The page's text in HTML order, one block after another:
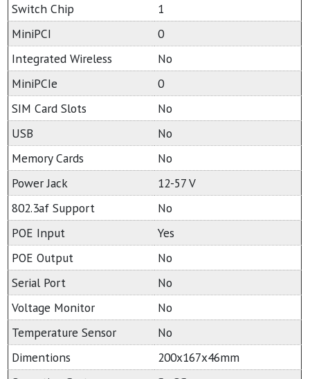
Switch Chip
1
MiniPCI
0
Integrated Wireless
No
MiniPCIe
0
SIM Card Slots
No
USB
No
Memory Cards
No
Power Jack
12-57 V
802.3af Support
No
POE Input
Yes
POE Output
No
Serial Port
No
Voltage Monitor
No
Temperature Sensor
No
Dimentions
200x167x46mm